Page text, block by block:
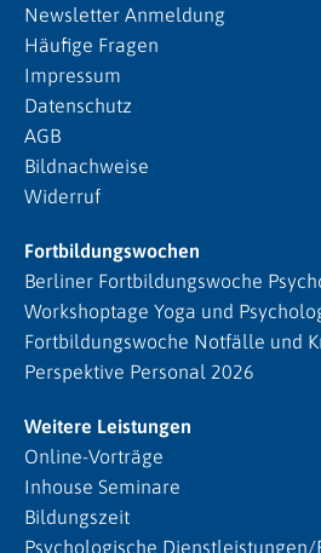
Newsletter Anmeldung
Häufige Fragen
Impressum
Datenschutz
AGB
Bildnachweise
Widerruf
Fortbildungswochen
Berliner Fortbildungswoche
Workshoptage Yoga und
Fortbildungswoche Notfälle und
Perspektive Personal 2026
Weitere Leistungen
Online-Vorträge
Inhouse Seminare
Bildungszeit
Psychologische Dienstleistungen/